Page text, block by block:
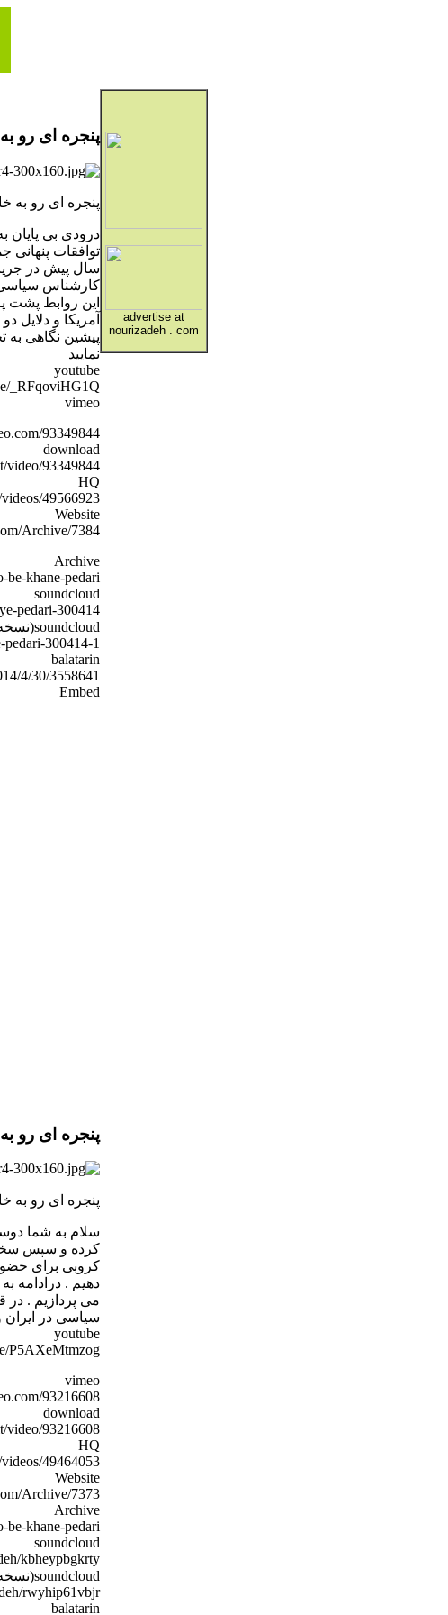
پنجره ای رو
پنجره ای رو به خانه
درودی بی پایان
سال پیش در
کارشناس سیاسی
این روابط
آمریکا و
پیشین نگاهی به
نمایید
youtube
_RFqoviHG1Q
vimeo
93349844
download
video/93349844
HQ
49566923
Website
Archive/7384
Archive
khane-pedari/
soundcloud
pedari-300414
soundcloud(نسخه کم حجم)
300414-1
balatarin
4/30/3558641
Embed
پنجره ای رو
پنجره ای رو به خانه
سلام به شما
کرده و سپس
دهیم . درادامه
می پردازیم . در
سیاسی در ایران
youtube
P5AXeMtmzog
vimeo
93216608
download
video/93216608
HQ
49464053
Website
Archive/7373
Archive
khane-pedari/
soundcloud
kbheypbgkrty
soundcloud(نسخه کم حجم)
rwyhip61vbjr
balatarin
advertise at
nourizadeh . com